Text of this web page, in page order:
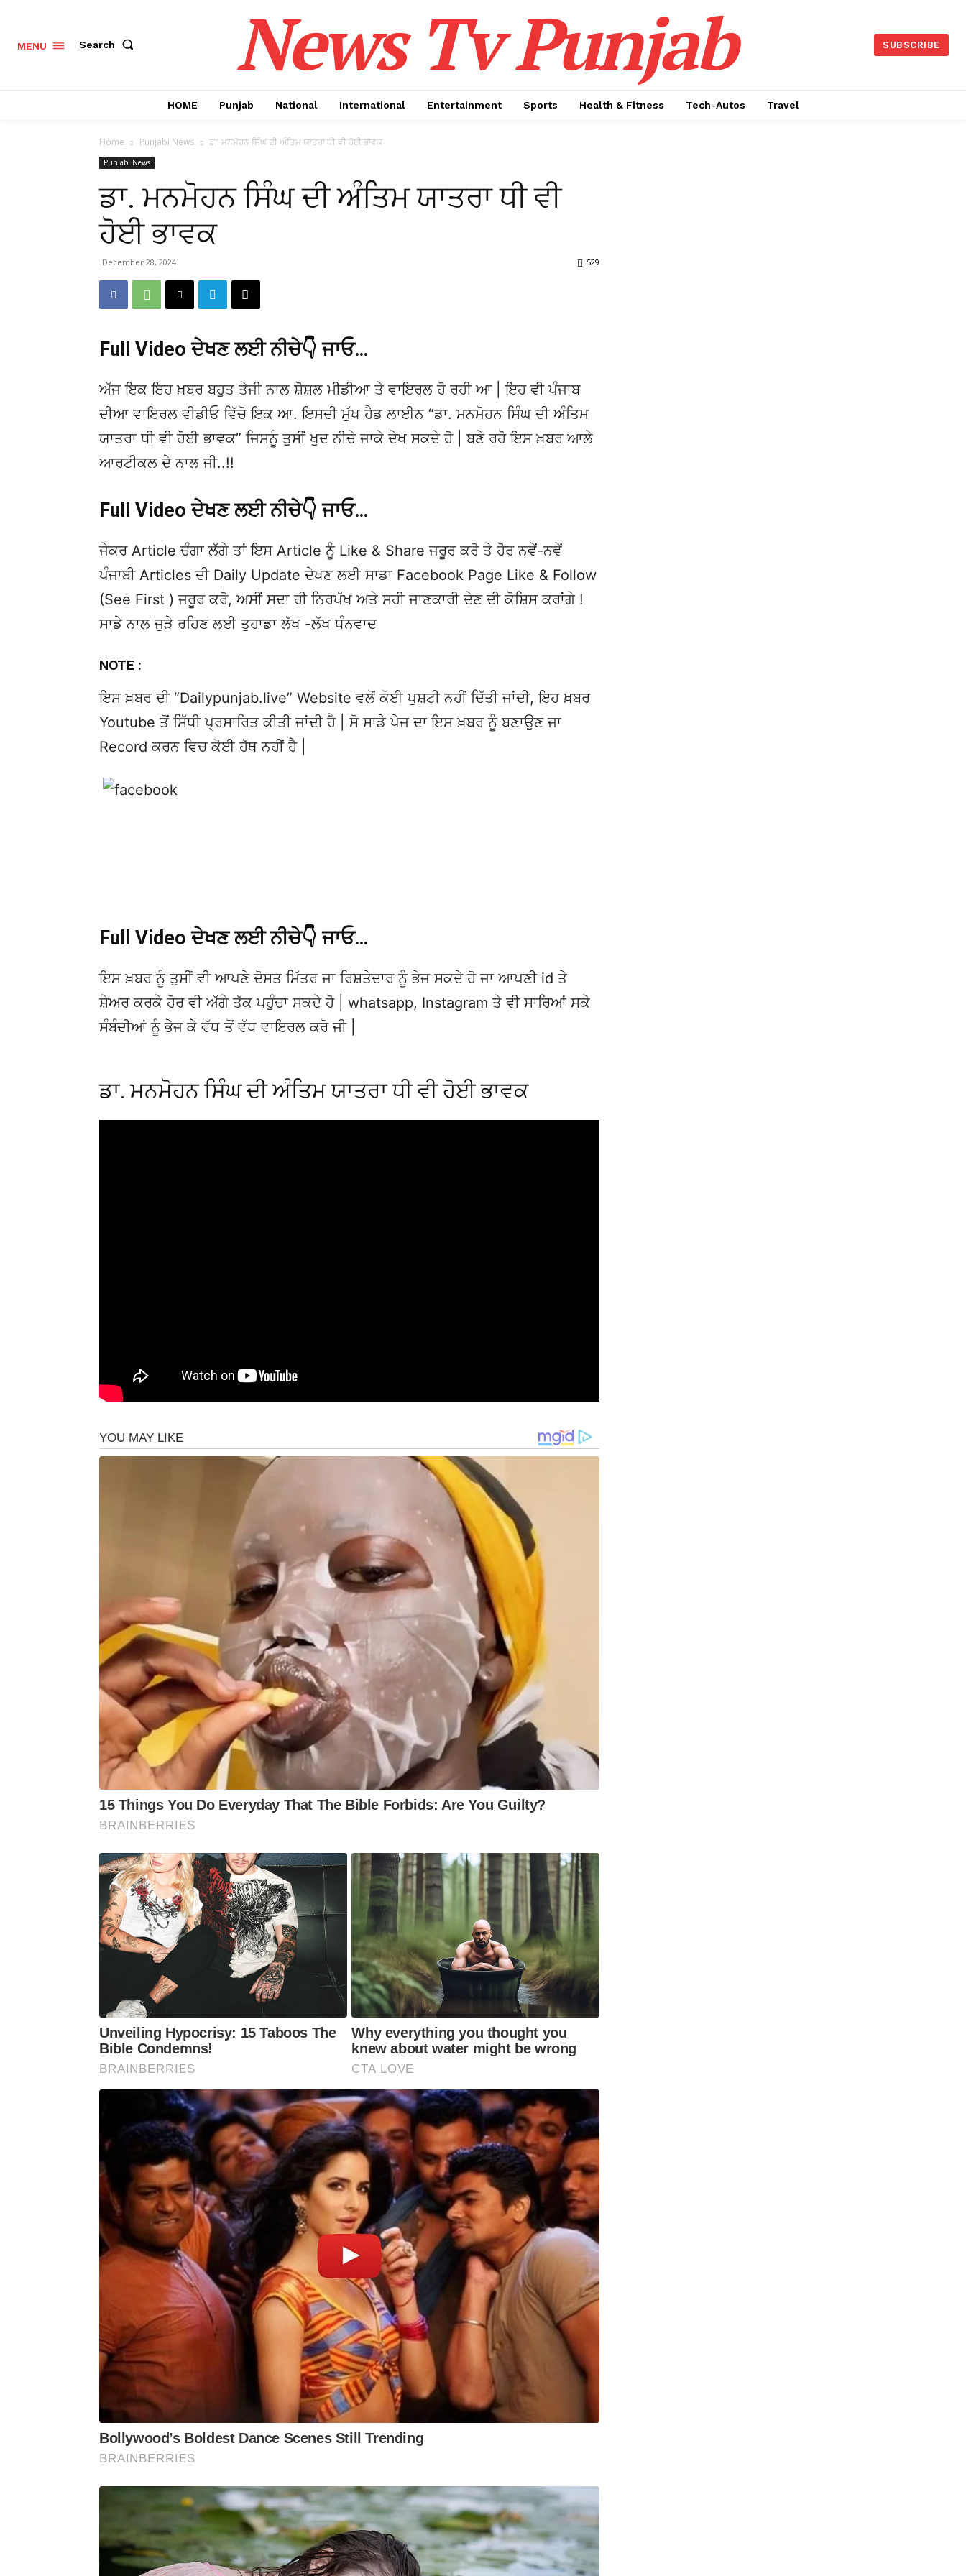
MENU Search News Tv Punjab SUBSCRIBE
HOME Punjab National International Entertainment Sports Health & Fitness Tech-Autos Travel
Home Punjabi News ਡਾ. ਮਨਮੋਹਨ ਸਿੰਘ ਦੀ ਅੰਤਿਮ ਯਾਤਰਾ ਧੀ ਵੀ ਹੋਈ ਭਾਵਕ
Punjabi News
ਡਾ. ਮਨਮੋਹਨ ਸਿੰਘ ਦੀ ਅੰਤਿਮ ਯਾਤਰਾ ਧੀ ਵੀ
ਹੋਈ ਭਾਵਕ
December 28, 2024 529
Full Video ਦੇਖਣ ਲਈ ਨੀਚੇ👇 ਜਾਓ…
ਅੱਜ ਇਕ ਇਹ ਖ਼ਬਰ ਬਹੁਤ ਤੇਜੀ ਨਾਲ ਸ਼ੋਸ਼ਲ ਮੀਡੀਆ ਤੇ ਵਾਇਰਲ ਹੋ ਰਹੀ ਆ | ਇਹ ਵੀ ਪੰਜਾਬ
ਦੀਆ ਵਾਇਰਲ ਵੀਡੀਓ ਵਿੱਚੋ ਇਕ ਆ. ਇਸਦੀ ਮੁੱਖ ਹੈਡ ਲਾਈਨ “ਡਾ. ਮਨਮੋਹਨ ਸਿੰਘ ਦੀ ਅੰਤਿਮ
ਯਾਤਰਾ ਧੀ ਵੀ ਹੋਈ ਭਾਵਕ” ਜਿਸਨੂੰ ਤੁਸੀਂ ਖੁਦ ਨੀਚੇ ਜਾਕੇ ਦੇਖ ਸਕਦੇ ਹੋ | ਬਣੇ ਰਹੋ ਇਸ ਖ਼ਬਰ ਆਲੇ
ਆਰਟੀਕਲ ਦੇ ਨਾਲ ਜੀ..!!
Full Video ਦੇਖਣ ਲਈ ਨੀਚੇ👇 ਜਾਓ…
ਜੇਕਰ Article ਚੰਗਾ ਲੱਗੇ ਤਾਂ ਇਸ Article ਨੂੰ Like & Share ਜਰੂਰ ਕਰੋ ਤੇ ਹੋਰ ਨਵੇਂ-ਨਵੇਂ
ਪੰਜਾਬੀ Articles ਦੀ Daily Update ਦੇਖਣ ਲਈ ਸਾਡਾ Facebook Page Like & Follow
(See First ) ਜਰੂਰ ਕਰੋ, ਅਸੀਂ ਸਦਾ ਹੀ ਨਿਰਪੱਖ ਅਤੇ ਸਹੀ ਜਾਣਕਾਰੀ ਦੇਣ ਦੀ ਕੋਸ਼ਿਸ ਕਰਾਂਗੇ !
ਸਾਡੇ ਨਾਲ ਜੁੜੇ ਰਹਿਣ ਲਈ ਤੁਹਾਡਾ ਲੱਖ -ਲੱਖ ਧੰਨਵਾਦ
NOTE :
ਇਸ ਖ਼ਬਰ ਦੀ “Dailypunjab.live” Website ਵਲੋਂ ਕੋਈ ਪੁਸ਼ਟੀ ਨਹੀਂ ਦਿੱਤੀ ਜਾਂਦੀ, ਇਹ ਖ਼ਬਰ
Youtube ਤੋਂ ਸਿੱਧੀ ਪ੍ਰਸਾਰਿਤ ਕੀਤੀ ਜਾਂਦੀ ਹੈ | ਸੋ ਸਾਡੇ ਪੇਜ ਦਾ ਇਸ ਖ਼ਬਰ ਨੂੰ ਬਣਾਉਣ ਜਾ
Record ਕਰਨ ਵਿਚ ਕੋਈ ਹੱਥ ਨਹੀਂ ਹੈ |
Full Video ਦੇਖਣ ਲਈ ਨੀਚੇ👇 ਜਾਓ…
ਇਸ ਖ਼ਬਰ ਨੂੰ ਤੁਸੀਂ ਵੀ ਆਪਣੇ ਦੋਸਤ ਮਿੱਤਰ ਜਾ ਰਿਸ਼ਤੇਦਾਰ ਨੂੰ ਭੇਜ ਸਕਦੇ ਹੋ ਜਾ ਆਪਣੀ id ਤੇ
ਸ਼ੇਅਰ ਕਰਕੇ ਹੋਰ ਵੀ ਅੱਗੇ ਤੱਕ ਪਹੁੰਚਾ ਸਕਦੇ ਹੋ | whatsapp, Instagram ਤੇ ਵੀ ਸਾਰਿਆਂ ਸਕੇ
ਸੰਬੰਦੀਆਂ ਨੂੰ ਭੇਜ ਕੇ ਵੱਧ ਤੋਂ ਵੱਧ ਵਾਇਰਲ ਕਰੋ ਜੀ |
ਡਾ. ਮਨਮੋਹਨ ਸਿੰਘ ਦੀ ਅੰਤਿਮ ਯਾਤਰਾ ਧੀ ਵੀ ਹੋਈ ਭਾਵਕ